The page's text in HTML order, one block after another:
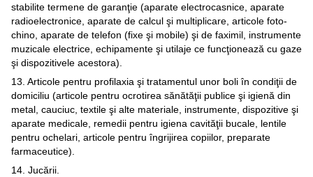
stabilite termene de garanţie (aparate electrocasnice, aparate
radioelectronice, aparate de calcul şi multiplicare, articole foto-
chino, aparate de telefon (fixe şi mobile) şi de faximil, instrumente
muzicale electrice, echipamente şi utilaje ce funcţionează cu gaze
şi dispozitivele acestora).
13. Articole pentru profilaxia şi tratamentul unor boli în condiţii de
domiciliu (articole pentru ocrotirea sănătăţii publice şi igienă din
metal, cauciuc, textile şi alte materiale, instrumente, dispozitive şi
aparate medicale, remedii pentru igiena cavităţii bucale, lentile
pentru ochelari, articole pentru îngrijirea copiilor, preparate
farmaceutice).
14. Jucării.